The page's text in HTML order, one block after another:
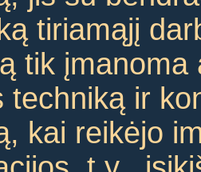
tiriamąjį
tik įmanoma
techniką ir
kai reikėjo